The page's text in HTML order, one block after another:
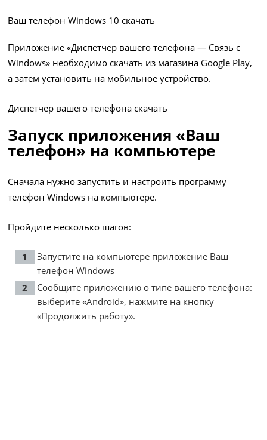
Ваш телефон Windows 10 скачать
Приложение «Диспетчер вашего телефона — Связь с
Windows» необходимо скачать из магазина Google Play,
а затем установить на мобильное устройство.
Диспетчер вашего телефона скачать
Запуск приложения «Ваш
телефон» на компьютере
Сначала нужно запустить и настроить программу
телефон Windows на компьютере.
Пройдите несколько шагов:
Запустите на компьютере приложение Ваш
телефон Windows
Сообщите приложению о типе вашего телефона:
выберите «Android», нажмите на кнопку
«Продолжить работу».